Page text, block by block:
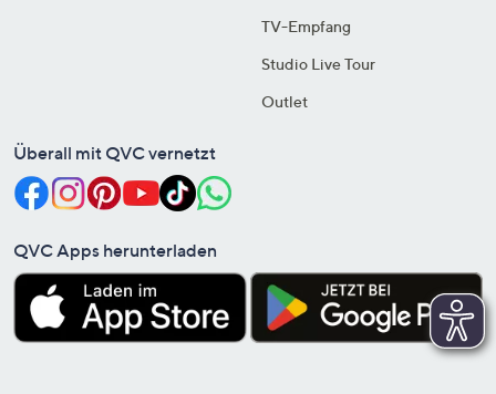
TV-Empfang
Studio Live Tour
Outlet
Überall mit QVC vernetzt
QVC Apps herunterladen